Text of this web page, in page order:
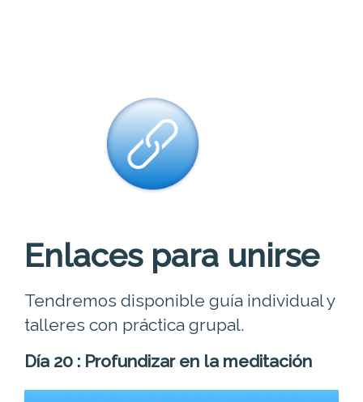
Enlaces para unirse
Tendremos disponible guía individual y
talleres con práctica grupal.
Día 20 : Profundizar en la meditación